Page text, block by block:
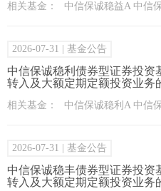
相关基金： 中信保诚稳益A 中信
2026-07-31 | 基金公告
中信保诚稳利债券型证券投资
转入及大额定期定额投资业务
相关基金： 中信保诚稳利A 中信
2026-07-31 | 基金公告
中信保诚稳丰债券型证券投资
转入及大额定期定额投资业务